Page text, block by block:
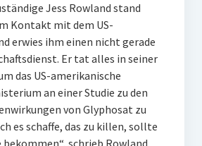
Jess Rowland stand
Kontakt mit dem US-
erwies ihm einen nicht gerade
Er tat alles in seiner
das US-amerikanische
an einer Studie zu den
von Glyphosat zu
es schaffe, das zu killen, sollte